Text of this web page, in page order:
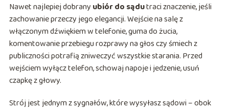
Nawet najlepiej dobrany ubiór do sądutraci znaczenie, jeśli
zachowanie przeczy jego elegancji. Wejście na salę z
włączonym dźwiękiem w telefonie, guma do żucia,
komentowanie przebiegu rozprawy na głos czy śmiech z
publiczności potrafią zniweczyć wszystkie starania. Przed
wejściem wyłącz telefon, schowaj napoje i jedzenie, usuń
czapkę z głowy.
Strój jest jednym z sygnałów, które wysyłasz sądowi – obok